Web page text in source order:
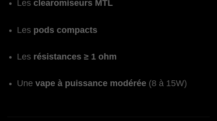
Les clearomiseurs MTL
Les pods compacts
Les résistances ≥ 1 ohm
Une vape à puissance modérée(8 à 15W)